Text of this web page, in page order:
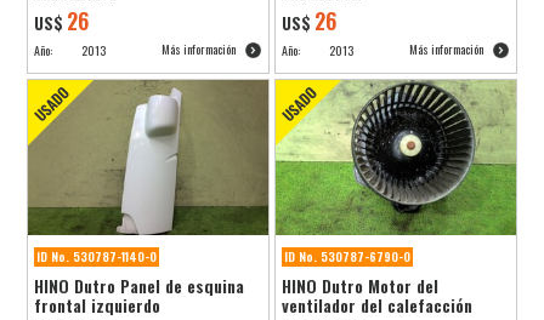
US$ 26
Año: 2013 Más información
US$ 26
Año: 2013 Más información
ID No. 530787-1140-0
HINO Dutro Panel de esquina
frontal izquierdo
ID No. 530787-6790-0
HINO Dutro Motor del
ventilador del calefacción